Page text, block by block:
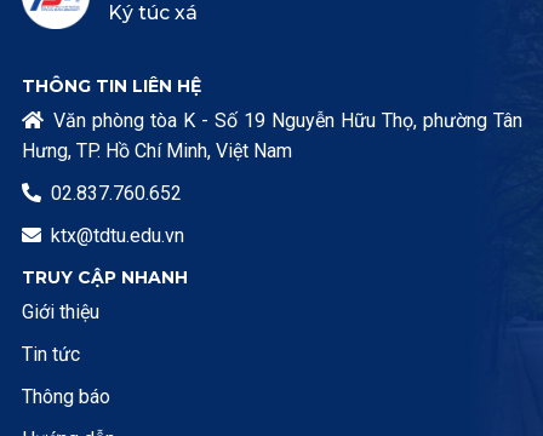
Ký túc xá
THÔNG TIN LIÊN HỆ
 Văn phòng tòa K - Số 19 Nguyễn Hữu Thọ, phường Tân
Hưng, TP. Hồ Chí Minh, Việt Nam
 02.837.760.652
 ktx@tdtu.edu.vn
TRUY CẬP NHANH
Giới thiệu
Tin tức
Thông báo